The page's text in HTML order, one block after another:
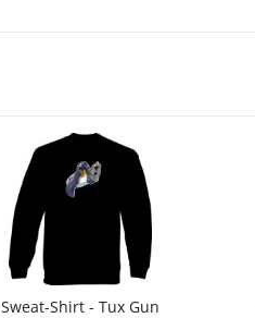
Sweat-Shirt - Tux Gun